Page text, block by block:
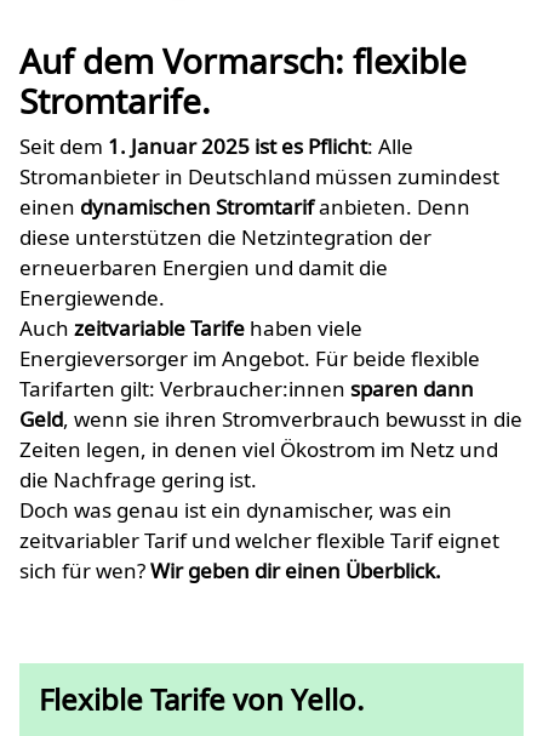
Auf dem Vormarsch: flexible
Stromtarife.
Seit dem 1. Januar 2025 ist es Pflicht: Alle
Stromanbieter in Deutschland müssen zumindest
einen dynamischen Stromtarifanbieten. Denn
diese unterstützen die Netzintegration der
erneuerbaren Energien und damit die
Energiewende.
Auch zeitvariable Tarife haben viele
Energieversorger im Angebot. Für beide flexible
Tarifarten gilt: Verbraucher:innen sparen dann
Geld, wenn sie ihren Stromverbrauch bewusst in die
Zeiten legen, in denen viel Ökostrom im Netz und
die Nachfrage gering ist.
Doch was genau ist ein dynamischer, was ein
zeitvariabler Tarif und welcher flexible Tarif eignet
sich für wen?Wir geben dir einen Überblick.
Flexible Tarife von Yello.